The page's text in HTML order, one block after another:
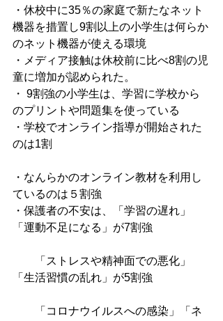
・休校中に35％の家庭で新たなネット
機器を措置し9割以上の小学生は何らか
のネット機器が使える環境
・メディア接触は休校前に比べ8割の児
童に増加が認められた。
・ 9割強の小学生は、学習に学校から
のプリントや問題集を使っている
・学校でオンライン指導が開始された
のは1割
・なんらかのオンライン教材を利用し
ているのは５割強
・保護者の不安は、「学習の遅れ」
「運動不足になる」が7割強
「ストレスや精神面での悪化」
「生活習慣の乱れ」が5割強
「コロナウイルスへの感染」「ネ